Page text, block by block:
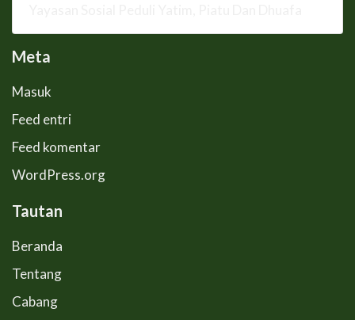
Meta
Masuk
Feed entri
Feed komentar
WordPress.org
Tautan
Beranda
Tentang
Cabang